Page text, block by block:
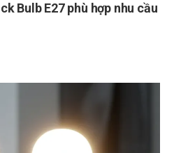
Bulb E27 phù hợp nhu cầu